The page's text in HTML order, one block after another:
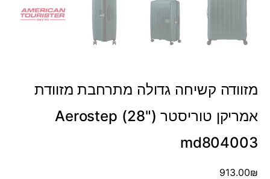
מזוודה קשיחה גדולה מתרחבת מזוודת
אמריקן טוריסטר Aerostep (28")
md804003
913.00₪